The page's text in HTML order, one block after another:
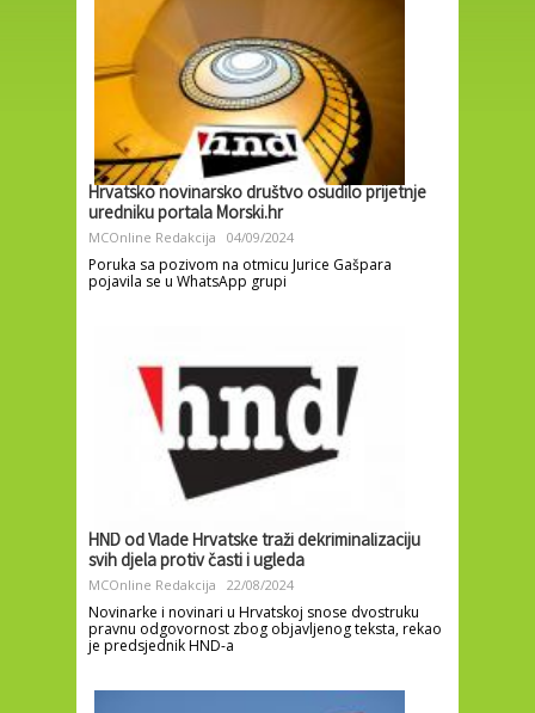
Hrvatsko novinarsko društvo osudilo prijetnje
uredniku portala Morski.hr
MCOnline Redakcija 04/09/2024
Poruka sa pozivom na otmicu Jurice Gašpara
pojavila se u WhatsApp grupi
HND od Vlade Hrvatske traži dekriminalizaciju
svih djela protiv časti i ugleda
MCOnline Redakcija 22/08/2024
Novinarke i novinari u Hrvatskoj snose dvostruku
pravnu odgovornost zbog objavljenog teksta, rekao
je predsjednik HND-a